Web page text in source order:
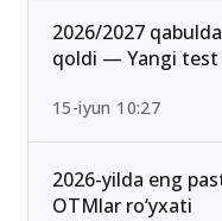
2026/2027
qoldi — Yangi test
15-iyun 10:27
2026-yilda eng
OTMlar ro‘yxati